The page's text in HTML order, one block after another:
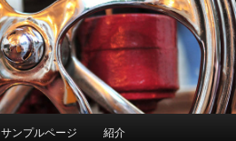
サンプルページ 紹介